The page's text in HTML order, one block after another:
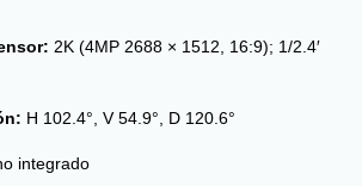
2K (4MP 2688 × 1512, 16:9); 1/2.4′
H 102.4°, V 54.9°, D 120.6°
integrado